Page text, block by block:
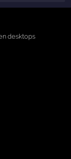
desktops